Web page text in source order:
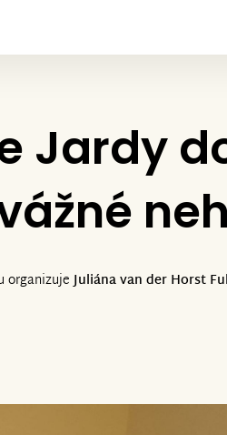
Jardy
organizujeJuliána van der Horst